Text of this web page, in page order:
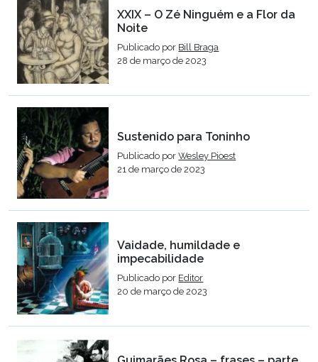
XXIX – O Zé Ninguém e a Flor da
Noite
Publicado por Bill Braga
28 de março de 2023
Sustenido para Toninho
Publicado porWesley Pioest
21 de março de 2023
Vaidade, humildade e
impecabilidade
Publicado por Editor
20 de março de 2023